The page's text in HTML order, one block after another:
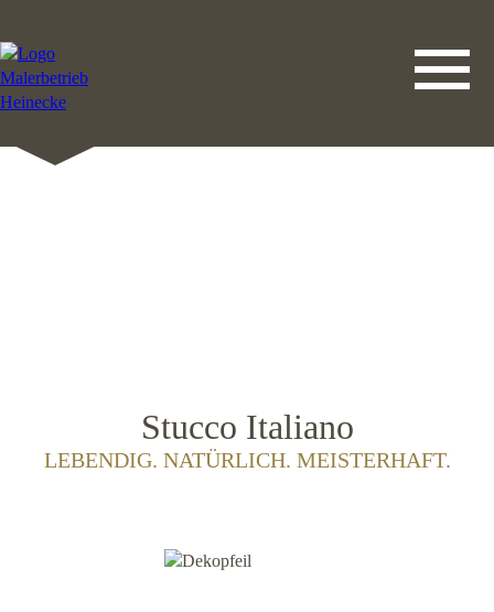
Stucco Italiano
LEBENDIG. NATÜRLICH. MEISTERHAFT.